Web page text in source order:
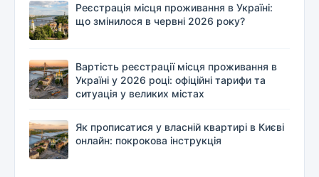
Реєстрація місця проживання в Україні:
що змінилося в червні 2026 року?
Вартість реєстрації місця проживання в
Україні у 2026 році: офіційні тарифи та
ситуація у великих містах
Як прописатися у власній квартирі в Києві
онлайн: покрокова інструкція